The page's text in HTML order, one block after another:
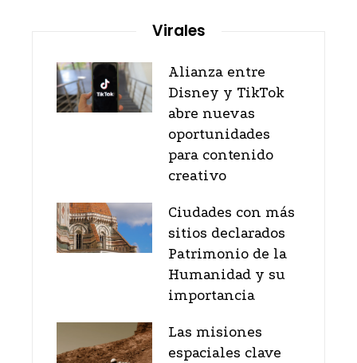
Virales
Alianza entre
Disney y TikTok
abre nuevas
oportunidades
para contenido
creativo
Ciudades con más
sitios declarados
Patrimonio de la
Humanidad y su
importancia
Las misiones
espaciales clave